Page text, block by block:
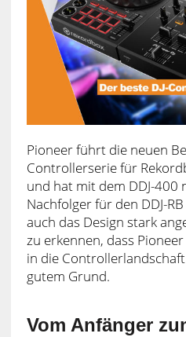
Pioneer führt die neuen
Controllerserie für
und hat mit dem DDJ-400
Nachfolger für den DDJ-
auch das Design stark
zu erkennen, dass
in die
gutem Grund.
Vom Anfänger